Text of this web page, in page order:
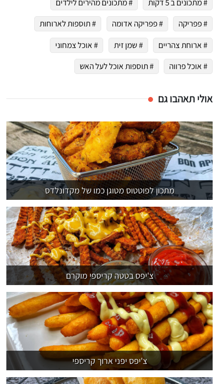
# מתכונים ב 5 דקות
# מתכונים מהירים לילדים
# פפריקה
# פפריקה אדומה
# תוספות לארוחות
# ארוחת צהריים
# שמן זית
# אוכל צמחוני
# אוכל פרווה
# תוספות אוכל לעל האש
אולי תאהבו גם
מתכון לפוטטוס מטוגן כמו של מקדונלדס
צ'יפס בטטה קריספי מוקרם
צ'יפס יפני ארוך קריספי